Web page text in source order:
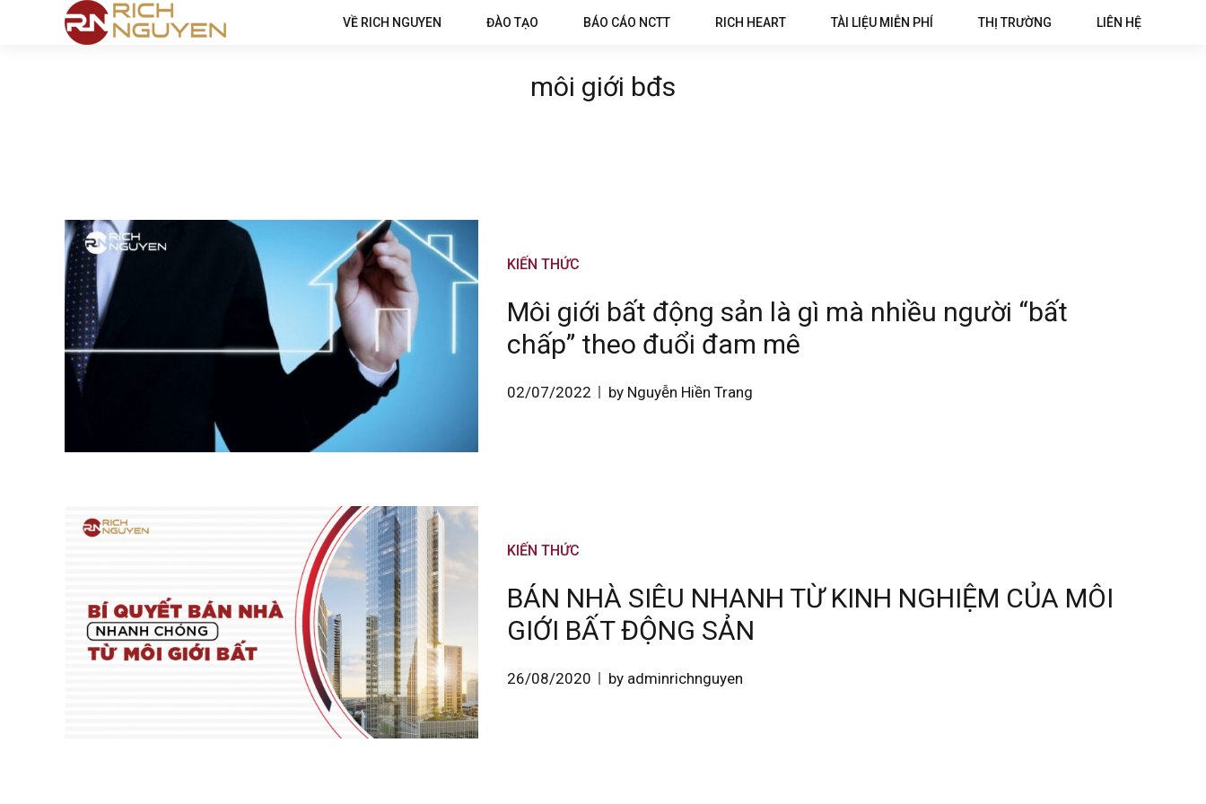
VỀ RICH NGUYEN ĐÀO TẠO BÁO CÁO NCTT RICH HEART TÀI LIỆU MIỄN PHÍ THỊ TRƯỜNG LIÊN HỆ
môi giới bđs
KIẾN THỨC
Môi giới bất động sản là gì mà nhiều người “bất
chấp” theo đuổi đam mê
02/07/2022 by Nguyễn Hiền Trang
KIẾN THỨC
BÁN NHÀ SIÊU NHANH TỪ KINH NGHIỆM CỦA MÔI
GIỚI BẤT ĐỘNG SẢN
26/08/2020 by adminrichnguyen